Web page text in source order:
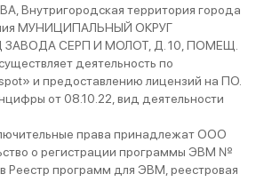
Внутригородская территория города
МУНИЦИПАЛЬНЫЙ ОКРУГ
СЕРП И МОЛОТ, Д. 10, ПОМЕЩ.
деятельность по
и предоставлению лицензий на ПО.
от 08.10.22, вид деятельности
права принадлежат ООО
о регистрации программы ЭВМ №
Реестр программ для ЭВМ, реестровая